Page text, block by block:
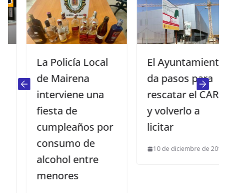
La Policía Local
de Mairena
interviene una
fiesta de
cumpleaños por
consumo de
alcohol entre
menores
El Ayuntamiento
da pasos para
rescatar el CARE
y volverlo a
licitar
10 de diciembre de 2015